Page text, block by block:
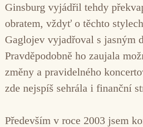
Ginsburg vyjádřil tehdy
obratem, vždyť o těchto
Gaglojev vyjadřoval s jasným
Pravděpodobně ho zaujala
změny a pravidelného
zde nejspíš sehrála i finanční
Především v roce 2003 jsem